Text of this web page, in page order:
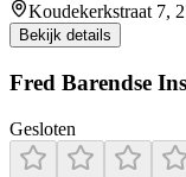
Koudekerkstraat 7,
Bekijk details
Fred Barendse
Gesloten